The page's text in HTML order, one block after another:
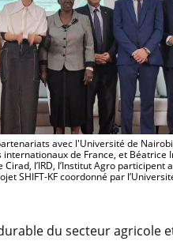
avec l'Université de
de France, et Béatrice
l’IRD, l’Institut Agro participent
SHIFT-KF coordonné par
du secteur agricole